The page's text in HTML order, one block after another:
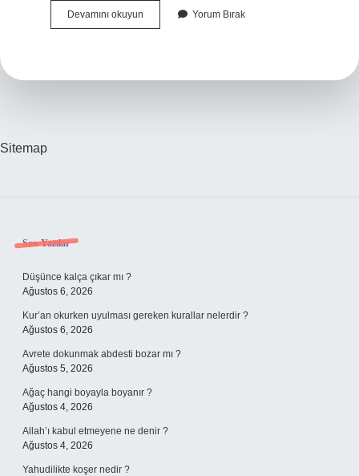
Devamını okuyun Galatasarayda
83
Yorum Bırak
Sitemap
Sidebar
Son Yazılar
Düşünce kalça çıkar mı ?
Ağustos 6, 2026
Kur’an okurken uyulması gereken kurallar nelerdir ?
Ağustos 6, 2026
Avrete dokunmak abdesti bozar mı ?
Ağustos 5, 2026
Ağaç hangi boyayla boyanır ?
Ağustos 4, 2026
Allah’ı kabul etmeyene ne denir ?
Ağustos 4, 2026
Yahudilikte koşer nedir ?